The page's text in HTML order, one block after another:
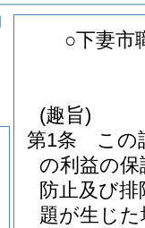
○下妻市
(趣旨)
第1条
この
の利益の
防止及び
題が生じ